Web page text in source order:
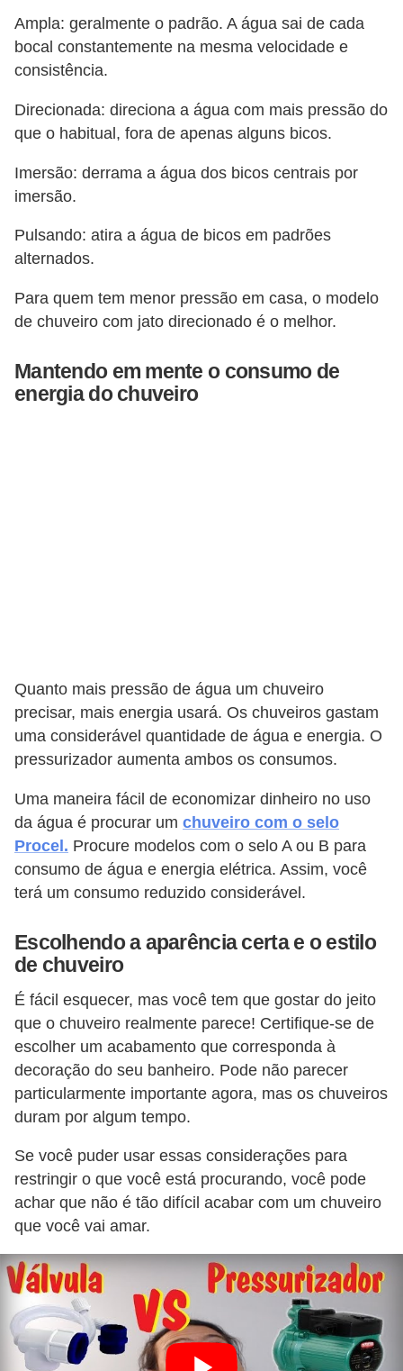
Ampla: geralmente o padrão. A água sai de cada
bocal constantemente na mesma velocidade e
consistência.
Direcionada: direciona a água com mais pressão do
que o habitual, fora de apenas alguns bicos.
Imersão: derrama a água dos bicos centrais por
imersão.
Pulsando: atira a água de bicos em padrões
alternados.
Para quem tem menor pressão em casa, o modelo
de chuveiro com jato direcionado é o melhor.
Mantendo em mente o consumo de
energia do chuveiro
Quanto mais pressão de água um chuveiro
precisar, mais energia usará. Os chuveiros gastam
uma considerável quantidade de água e energia. O
pressurizador aumenta ambos os consumos.
Uma maneira fácil de economizar dinheiro no uso
da água é procurar um chuveiro com o selo
Procel. Procure modelos com o selo A ou B para
consumo de água e energia elétrica. Assim, você
terá um consumo reduzido considerável.
Escolhendo a aparência certa e o estilo
de chuveiro
É fácil esquecer, mas você tem que gostar do jeito
que o chuveiro realmente parece! Certifique-se de
escolher um acabamento que corresponda à
decoração do seu banheiro. Pode não parecer
particularmente importante agora, mas os chuveiros
duram por algum tempo.
Se você puder usar essas considerações para
restringir o que você está procurando, você pode
achar que não é tão difícil acabar com um chuveiro
que você vai amar.